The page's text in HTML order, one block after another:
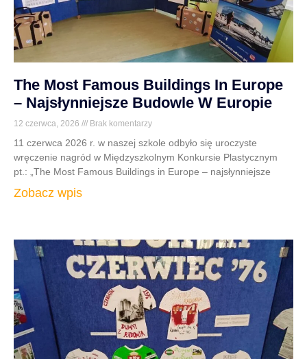
The Most Famous Buildings In Europe
– Najsłynniejsze Budowle W Europie
12 czerwca, 2026 Brak komentarzy
11 czerwca 2026 r. w naszej szkole odbyło się uroczyste
wręczenie nagród w Międzyszkolnym Konkursie Plastycznym
pt.: „The Most Famous Buildings in Europe – najsłynniejsze
Zobacz wpis